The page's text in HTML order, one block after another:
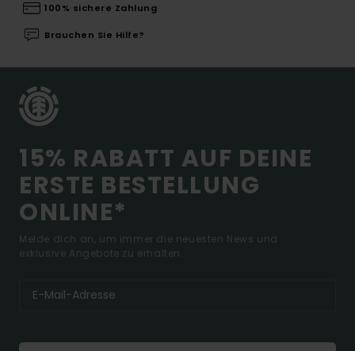
100% sichere Zahlung
Brauchen Sie Hilfe?
15% RABATT AUF DEINE
ERSTE BESTELLUNG
ONLINE*
Melde dich an, um immer die neuesten News und
exklusive Angebote zu erhalten.